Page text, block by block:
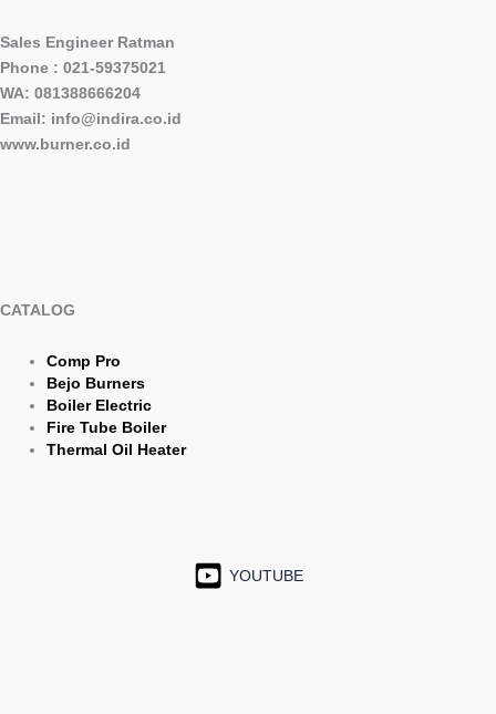
Sales Engineer Ratman
Phone : 021-59375021
WA: 081388666204
Email: info@indira.co.id
www.burner.co.id
CATALOG
Comp Pro
Bejo Burners
Boiler Electric
Fire Tube Boiler
Thermal Oil Heater
YOUTUBE